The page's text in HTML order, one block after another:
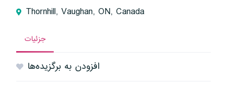
Thornhill, Vaughan, ON, Canada
جزئیات
افزودن به برگزیده‌ها